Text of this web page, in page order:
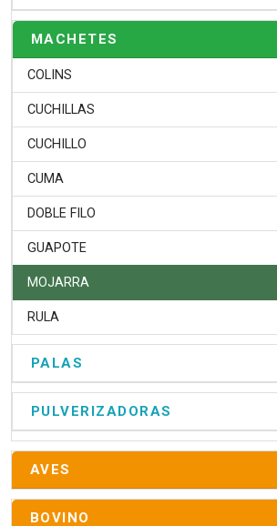
MACHETES
COLINS
CUCHILLAS
CUCHILLO
CUMA
DOBLE FILO
GUAPOTE
MOJARRA
RULA
PALAS
PULVERIZADORAS
AVES
BOVINO